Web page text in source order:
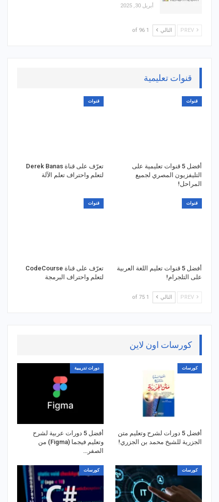
أبريل 30, 2025
التالي 1 of 96
قنوات تعليمية
قنوات
أفضل 5 قنوات تعليمية على
التليفزيون المصري لجميع
المراحل!
قنوات
تعرّف على قناة Derek Banas
لتعلم واحتراف تعلم الآلة
قنوات
أفضل 5 قنوات تعليم اللغة العربية
على التلجرام!
قنوات
تعرّف على قناة CodeCourse
لتعلم واحتراف البرمجة
التالي 1 of 75
كورسات اون لاين
كورسات
أفضل 5 دورات لشرح وتعليم متن
الجزرية للشيخ محمد بن الجزري!
دورات تدريبية
أفضل 5 دورات عربية لشرح
وتعليم فيجما (Figma) من
الصفر…
كورسات كورسات